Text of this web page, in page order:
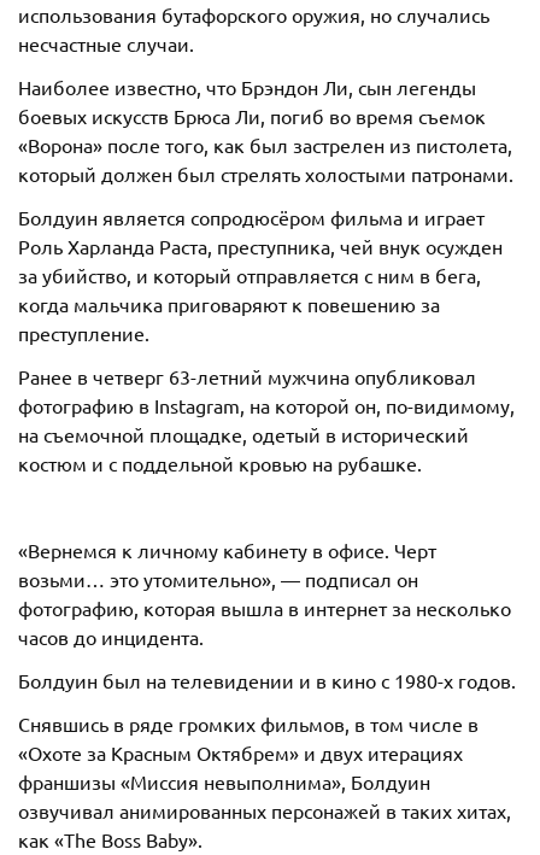
использования бутафорского оружия, но случались
несчастные случаи.
Наиболее известно, что Брэндон Ли, сын легенды
боевых искусств Брюса Ли, погиб во время съемок
«Ворона» после того, как был застрелен из пистолета,
который должен был стрелять холостыми патронами.
Болдуин является сопродюсёром фильма и играет
Роль Харланда Раста, преступника, чей внук осужден
за убийство, и который отправляется с ним в бега,
когда мальчика приговаряют к повешению за
преступление.
Ранее в четверг 63-летний мужчина опубликовал
фотографию в Instagram, на которой он, по-видимому,
на съемочной площадке, одетый в исторический
костюм и с поддельной кровью на рубашке.
«Вернемся к личному кабинету в офисе. Черт
возьми… это утомительно», — подписал он
фотографию, которая вышла в интернет за несколько
часов до инцидента.
Болдуин был на телевидении и в кино с 1980-х годов.
Снявшись в ряде громких фильмов, в том числе в
«Охоте за Красным Октябрем» и двух итерациях
франшизы «Миссия невыполнима», Болдуин
озвучивал анимированных персонажей в таких хитах,
как «The Boss Baby».